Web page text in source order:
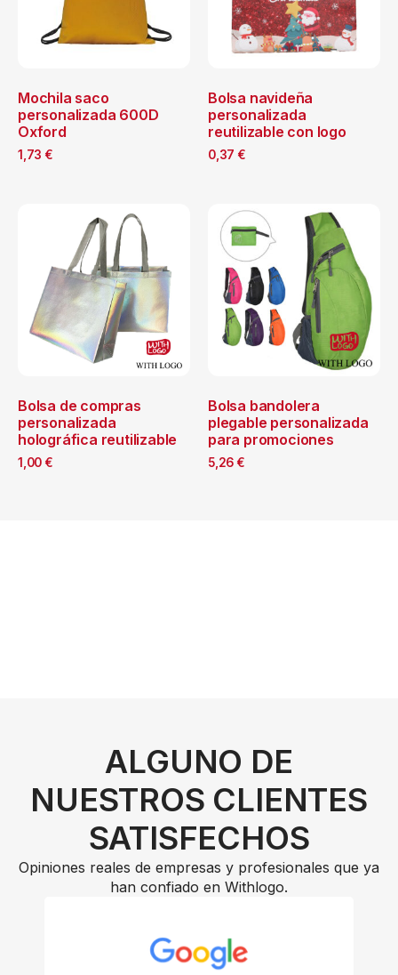
Mochila saco
personalizada 600D
Oxford
1,73 €
Bolsa navideña
personalizada
reutilizable con logo
0,37 €
Bolsa de compras
personalizada
holográfica reutilizable
1,00 €
Bolsa bandolera
plegable personalizada
para promociones
5,26 €
ALGUNO DE
NUESTROS CLIENTES
SATISFECHOS
Opiniones reales de empresas y profesionales que ya
han confiado en Withlogo.